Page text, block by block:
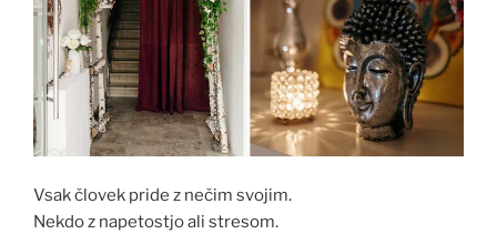
Vsak človek pride z nečim svojim.
Nekdo z napetostjo ali stresom.